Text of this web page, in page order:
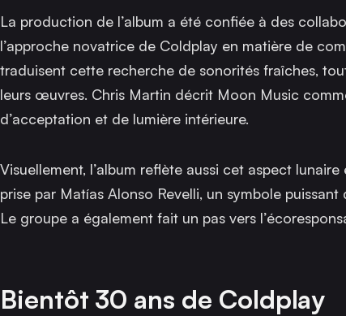
La production de l’album a été confiée à des
l’approche novatrice de Coldplay en matière de
traduisent cette recherche de sonorités fraîches,
leurs œuvres. Chris Martin décrit Moon Music
d’acceptation et de lumière intérieure.
Visuellement, l’album reflète aussi cet aspect
prise par Matías Alonso Revelli, un symbole
Le groupe a également fait un pas vers
Bientôt 30 ans de Coldplay